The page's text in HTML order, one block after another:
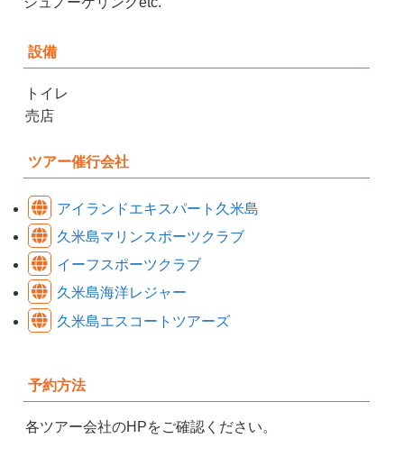
設備
トイレ
売店
ツアー催行会社
アイランドエキスパート久米島
久米島マリンスポーツクラブ
イーフスポーツクラブ
久米島海洋レジャー
久米島エスコートツアーズ
予約方法
各ツアー会社のHPをご確認ください。